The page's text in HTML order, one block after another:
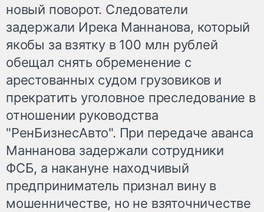
новый поворот. Следователи
задержали Ирека Маннанова, который
якобы за взятку в 100 млн рублей
обещал снять обременение с
арестованных судом грузовиков и
прекратить уголовное преследование в
отношении руководства
"РенБизнесАвто". При передаче аванса
Маннанова задержали сотрудники
ФСБ, а накануне находчивый
предприниматель признал вину в
мошенничестве, но не взяточничестве